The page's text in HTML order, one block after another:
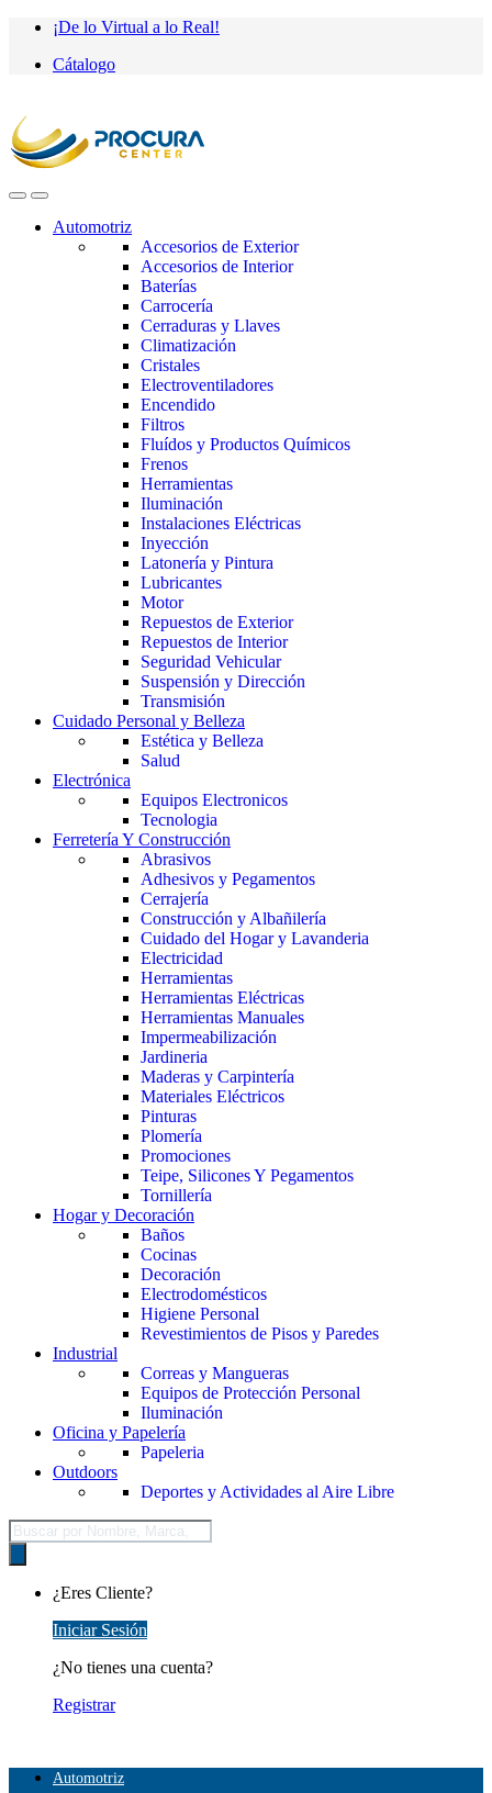
Saltar
navegación
saltar
contenido
¡De lo Virtual a lo Real!
Cátalogo
Automotriz
Accesorios de Exterior
Accesorios de Interior
Baterías
Carrocería
Cerraduras y Llaves
Climatización
Cristales
Electroventiladores
Encendido
Filtros
Fluídos y Productos Químicos
Frenos
Herramientas
Iluminación
Instalaciones Eléctricas
Inyección
Latonería y Pintura
Lubricantes
Motor
Repuestos de Exterior
Repuestos de Interior
Seguridad Vehicular
Suspensión y Dirección
Transmisión
Cuidado Personal y Belleza
Estética y Belleza
Salud
Electrónica
Equipos Electronicos
Tecnologia
Ferretería Y Construcción
Abrasivos
Adhesivos y Pegamentos
Cerrajería
Construcción y Albañilería
Cuidado del Hogar y Lavanderia
Electricidad
Herramientas
Herramientas Eléctricas
Herramientas Manuales
Impermeabilización
Jardineria
Maderas y Carpintería
Materiales Eléctricos
Pinturas
Plomería
Promociones
Teipe, Silicones Y Pegamentos
Tornillería
Hogar y Decoración
Baños
Cocinas
Decoración
Electrodomésticos
Higiene Personal
Revestimientos de Pisos y Paredes
Industrial
Correas y Mangueras
Equipos de Protección Personal
Iluminación
Oficina y Papelería
Papeleria
Outdoors
Deportes y Actividades al Aire Libre
Búsqueda
de
productos
¿Eres Cliente?
Iniciar Sesión
¿No tienes una cuenta?
Registrar
Automotriz